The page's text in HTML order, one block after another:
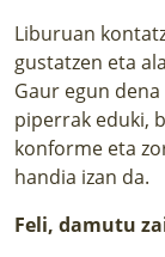
Liburuan
gustatzen eta
Gaur egun
piperrak eduki,
konforme eta
handia izan da.
Feli, damutu